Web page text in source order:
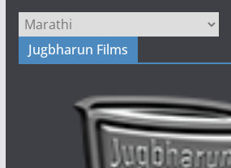
Jugbharun Films